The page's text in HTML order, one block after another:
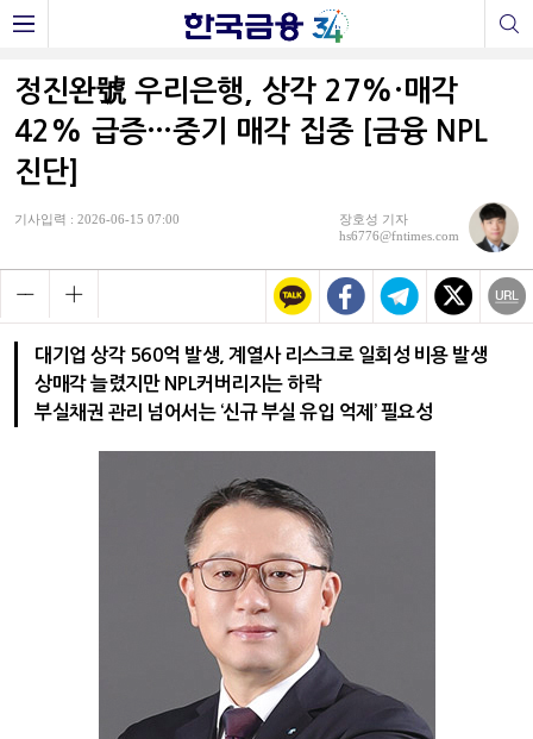
정진완號 우리은행, 상각 27%·매각
42% 급증…중기 매각 집중 [금융 NPL
진단]
기사입력 : 2026-06-15 07:00
장호성 기자
hs6776@fntimes.com
대기업 상각 560억 발생, 계열사 리스크로 일회성 비용 발생
상매각 늘렸지만 NPL커버리지는 하락
부실채권 관리 넘어서는 ‘신규 부실 유입 억제’ 필요성